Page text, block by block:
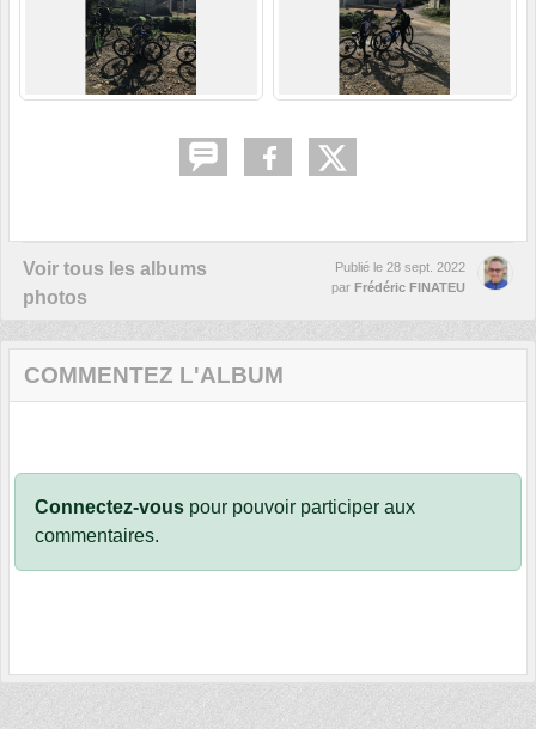
Voir tous les albums
photos
Publié le 28 sept. 2022
par Frédéric FINATEU
COMMENTEZ L'ALBUM
Connectez-vous pour pouvoir participer aux
commentaires.